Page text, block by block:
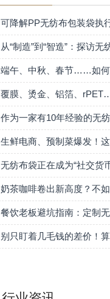
可降解PP无纺布包装袋执
从“制造”到“智造”：探访无
端午、中秋、春节……如何
覆膜、烫金、铝箔、
作为一家有10年经验的无
生鲜电商、预制菜爆发！这
无纺布袋正在成为“社交货
奶茶咖啡卷出新高度？不
餐饮老板避坑指南：定制
别只盯着几毛钱的差价！